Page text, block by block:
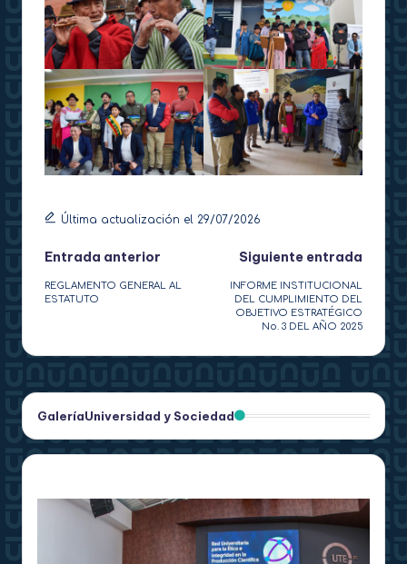
Última actualización el 29/07/2026
Navegación
de
Entrada anterior
REGLAMENTO GENERAL AL
ESTATUTO
Siguiente entrada
INFORME INSTITUCIONAL
DEL CUMPLIMIENTO DEL
OBJETIVO ESTRATÉGICO
No. 3 DEL AÑO 2025
GaleríaUniversidad y Sociedad